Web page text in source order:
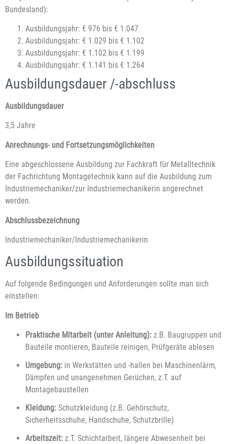
Bundesland):
Ausbildungsjahr: € 976 bis € 1.047
Ausbildungsjahr: € 1.029 bis € 1.102
Ausbildungsjahr: € 1.102 bis € 1.199
Ausbildungsjahr: € 1.141 bis € 1.264
Ausbildungsdauer /-abschluss
Ausbildungsdauer
3,5 Jahre
Anrechnungs- und Fortsetzungsmöglichkeiten
Eine abgeschlossene Ausbildung zur Fachkraft für Metalltechnik
der Fachrichtung Montagetechnik kann auf die Ausbildung zum
Industriemechaniker/zur Industriemechanikerin angerechnet
werden.
Abschlussbezeichnung
Industriemechaniker/Industriemechanikerin
Ausbildungssituation
Auf folgende Bedingungen und Anforderungen sollte man sich
einstellen:
Im Betrieb
Praktische Mitarbeit (unter Anleitung): z.B. Baugruppen und
Bauteile montieren, Bauteile reinigen, Prüfgeräte ablesen
Umgebung: in Werkstätten und -hallen bei Maschinenlärm,
Dämpfen und unangenehmen Gerüchen, z.T. auf
Montagebaustellen
Kleidung: Schutzkleidung (z.B. Gehörschutz,
Sicherheitsschuhe, Handschuhe, Schutzbrille)
Arbeitszeit: z.T. Schichtarbeit, längere Abwesenheit bei